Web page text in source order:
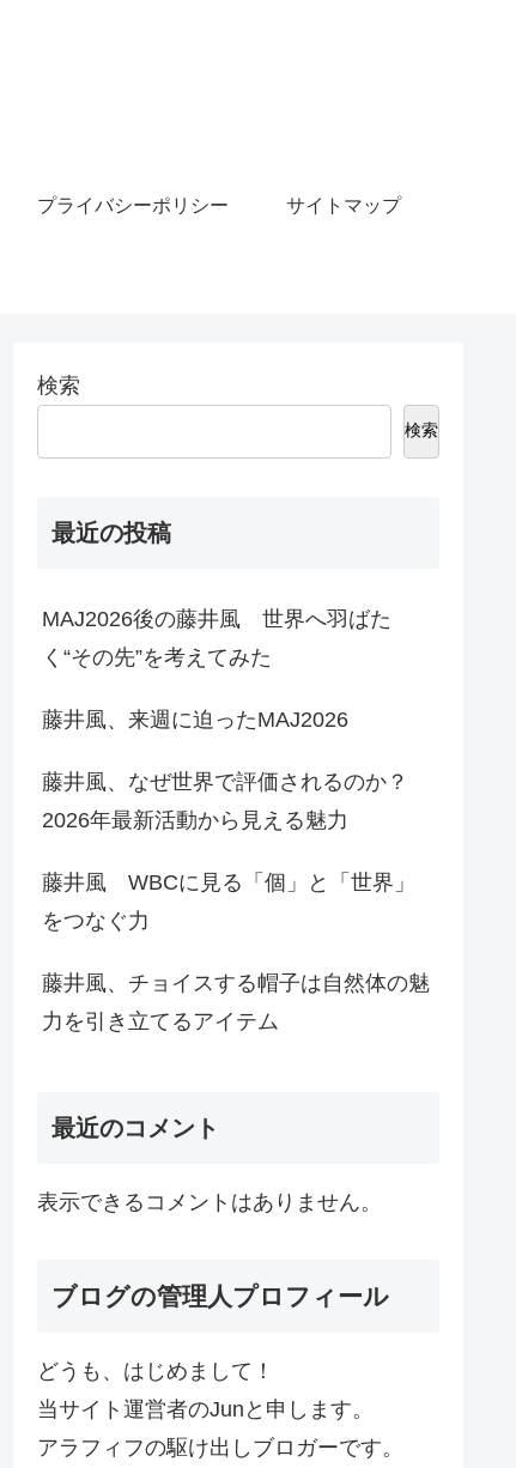
プライバシーポリシー サイトマップ
検索
検索
最近の投稿
MAJ2026後の藤井風 世界へ羽ばた
く“その先”を考えてみた
藤井風、来週に迫ったMAJ2026
藤井風、なぜ世界で評価されるのか？
2026年最新活動から見える魅力
藤井風 WBCに見る「個」と「世界」
をつなぐ力
藤井風、チョイスする帽子は自然体の魅
力を引き立てるアイテム
最近のコメント
表示できるコメントはありません。
ブログの管理人プロフィール
どうも、はじめまして！
当サイト運営者のJunと申します。
アラフィフの駆け出しブロガーです。